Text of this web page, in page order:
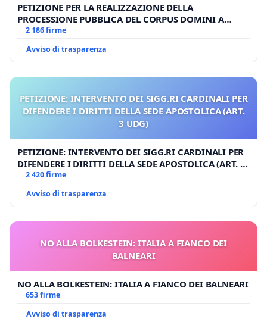
PETIZIONE PER LA REALIZZAZIONE DELLA
PROCESSIONE PUBBLICA DEL CORPUS DOMINI A
MILANO
2 186 firme
Avviso di trasparenza
PETIZIONE: INTERVENTO DEI SIGG.RI CARDINALI PER
DIFENDERE I DIRITTI DELLA SEDE APOSTOLICA (ART.
3 UDG)
PETIZIONE: INTERVENTO DEI SIGG.RI CARDINALI PER
DIFENDERE I DIRITTI DELLA SEDE APOSTOLICA (ART. 3
UDG)
2 420 firme
Avviso di trasparenza
NO ALLA BOLKESTEIN: ITALIA A FIANCO DEI
BALNEARI
NO ALLA BOLKESTEIN: ITALIA A FIANCO DEI BALNEARI
653 firme
Avviso di trasparenza